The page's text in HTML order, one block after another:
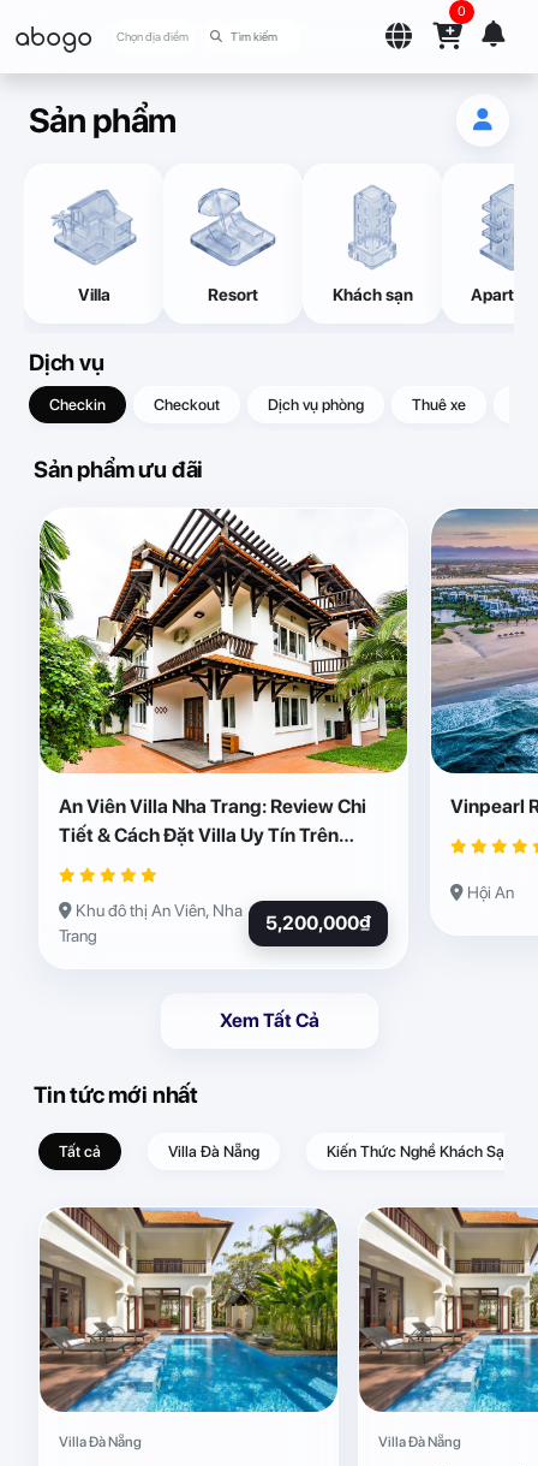
abogo Chọn địa điểm
0
Sản phẩm
Villa Resort Khách sạn
Dịch vụ
Checkin Checkout Dịch vụ phòng Thuê xe
Sản phẩm ưu đãi
An Viên Villa Nha Trang: Review Chi
Tiết & Cách Đặt Villa Uy Tín Trên
Abogo
Khu đô thị An Viên, Nha
Trang
5,200,000₫
Vinpearl
Hội An
Xem Tất Cả
Tin tức mới nhất
Tất cả Villa Đà Nẵng Kiến Thức Nghề Khách Sạn –
Villa Đà Nẵng Villa Đà Nẵng